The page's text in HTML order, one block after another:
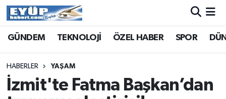
GÜNDEM TEKNOLOJİ ÖZEL HABER SPOR
HABERLER YAŞAM
İzmit'te Fatma Başkan’dan